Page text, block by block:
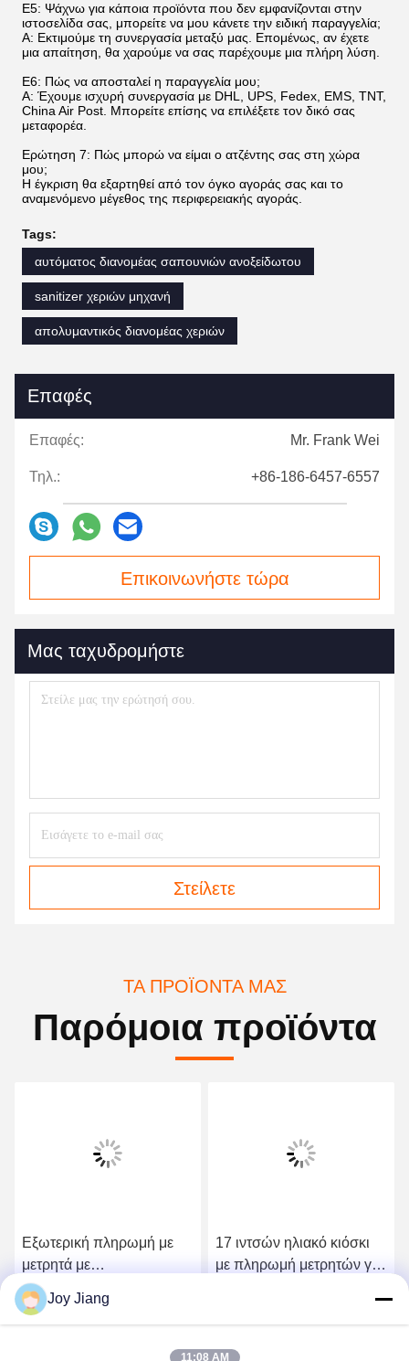
Ε5: Ψάχνω για κάποια προϊόντα που δεν εμφανίζονται στην
ιστοσελίδα σας, μπορείτε να μου κάνετε την ειδική παραγγελία;
Α: Εκτιμούμε τη συνεργασία μεταξύ μας. Επομένως, αν έχετε
μια απαίτηση, θα χαρούμε να σας παρέχουμε μια πλήρη λύση.
Ε6: Πώς να αποσταλεί η παραγγελία μου;
Α: Έχουμε ισχυρή συνεργασία με DHL, UPS, Fedex, EMS, TNT,
China Air Post. Μπορείτε επίσης να επιλέξετε τον δικό σας
μεταφορέα.
Ερώτηση 7: Πώς μπορώ να είμαι ο ατζέντης σας στη χώρα
μου;
Η έγκριση θα εξαρτηθεί από τον όγκο αγοράς σας και το
αναμενόμενο μέγεθος της περιφερειακής αγοράς.
Tags:
αυτόματος διανομέας σαπουνιών ανοξείδωτου
sanitizer χεριών μηχανή
απολυμαντικός διανομέας χεριών
Επαφές
Επαφές: Mr. Frank Wei
Τηλ.: +86-186-6457-6557
Επικοινωνήστε τώρα
Μας ταχυδρομήστε
Στείλετε
ΤΑ ΠΡΟΪΌΝΤΑ ΜΑΣ
Παρόμοια προϊόντα
Εξωτερική πληρωμή με
μετρητά με
τραπεζογραμμάτια και
κέρματα QR σαρωτής
απόδειξη εκτυπωτής αφής
Πάρτε την καλύτερη τιμή
17 ιντσών ηλιακό κιόσκι
με πληρωμή μετρητών για
Joy Jiang
11:08 AM